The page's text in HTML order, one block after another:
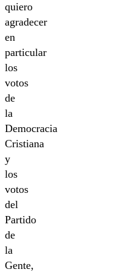
quiero
agradecer
en
particular
los
votos
de
la
Democracia
Cristiana
y
los
votos
del
Partido
de
la
Gente,